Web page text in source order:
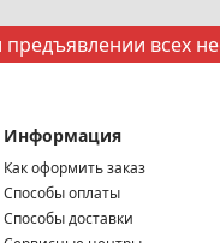
всех
Информация
Как оформить заказ
Способы оплаты
Способы доставки